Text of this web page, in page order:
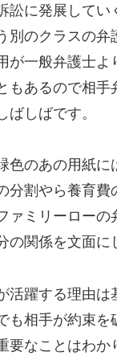
訟に発展して
別のクラスの
が一般弁護士
もあるので相
しばです。
色のあの用紙
分割やら養育
ァミリーロー
の関係を文面
活躍する理由
も相手が約束
要なことはわ